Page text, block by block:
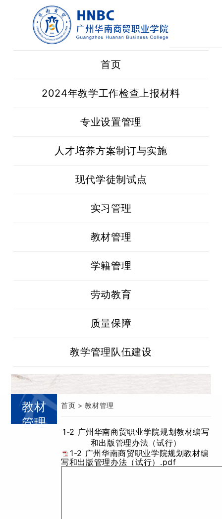
首页
2024年教学工作检查上报材料
专业设置管理
人才培养方案制订与实施
现代学徒制试点
实习管理
教材管理
学籍管理
劳动教育
质量保障
教学管理队伍建设
教材
管理
首页 > 教材管理
1-2 广州华南商贸职业学院规划教材编写
和出版管理办法（试行）
1-2 广州华南商贸职业学院规划教材编
写和出版管理办法（试行）.pdf